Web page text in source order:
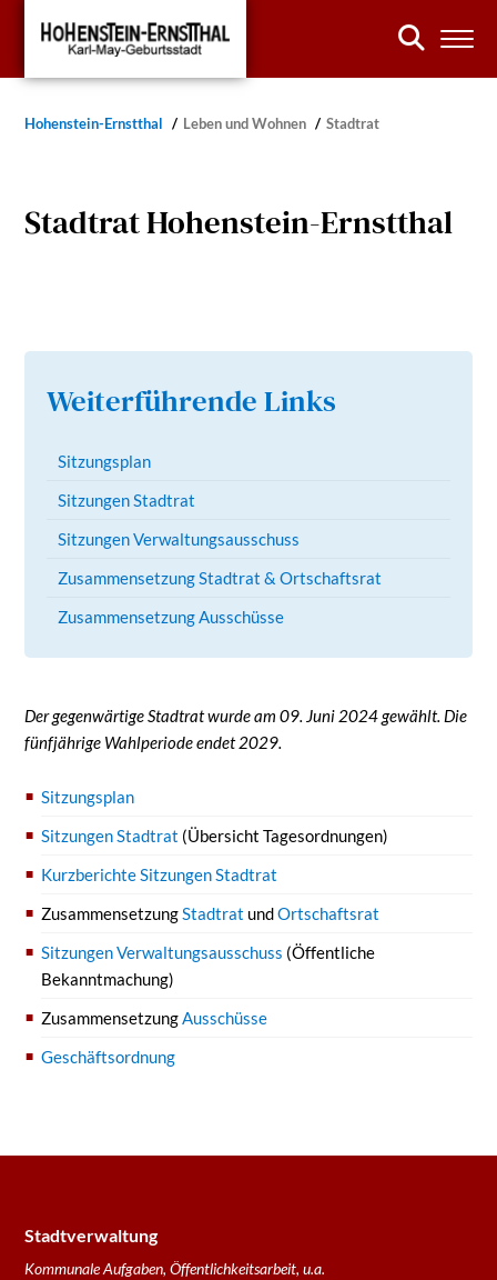
Hohenstein-Ernstthal Leben und Wohnen Stadtrat
Stadtrat Hohenstein-Ernstthal
Weiterführende Links
Sitzungsplan
Sitzungen Stadtrat
Sitzungen Verwaltungsausschuss
Zusammensetzung Stadtrat & Ortschaftsrat
Zusammensetzung Ausschüsse
Der gegenwärtige Stadtrat wurde am 09. Juni 2024 gewählt. Die
fünfjährige Wahlperiode endet 2029.
Sitzungsplan
Sitzungen Stadtrat (Übersicht Tagesordnungen)
Kurzberichte Sitzungen Stadtrat
Zusammensetzung Stadtrat undOrtschaftsrat
Sitzungen Verwaltungsausschuss (Öffentliche
Bekanntmachung)
Zusammensetzung Ausschüsse
Geschäftsordnung
Stadtverwaltung
Kommunale Aufgaben, Öffentlichkeitsarbeit, u.a.